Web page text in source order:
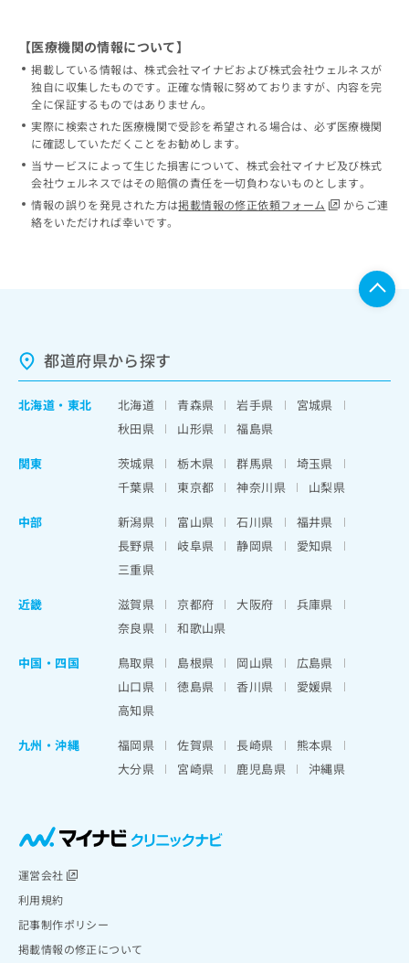
【医療機関の情報について】
掲載している情報は、株式会社マイナビおよび株式会社ウェルネスが
独自に収集したものです。正確な情報に努めておりますが、内容を完
全に保証するものではありません。
実際に検索された医療機関で受診を希望される場合は、必ず医療機関
に確認していただくことをお勧めします。
当サービスによって生じた損害について、株式会社マイナビ及び株式
会社ウェルネスではその賠償の責任を一切負わないものとします。
情報の誤りを発見された方は掲載情報の修正依頼フォーム
からご連
絡をいただければ幸いです。
都道府県から探す
北海道 ・ 東北 北海道 青森県 岩手県
宮城県
秋田県
山形県
福島県
関東
茨城県 栃木県 群馬県
埼玉県
千葉県
東京都 神奈川県
山梨県
中部
新潟県 富山県 石川県
福井県
長野県
岐阜県 静岡県
愛知県
三重県
近畿
滋賀県 京都府 大阪府
兵庫県
奈良県
和歌山県
中国・四国
鳥取県 島根県 岡山県
広島県
山口県
徳島県 香川県
愛媛県
高知県
九州・沖縄
福岡県 佐賀県 長崎県
熊本県
大分県
宮崎県 鹿児島県 沖縄県
運営会社
利用規約
記事制作ポリシー
掲載情報の修正について